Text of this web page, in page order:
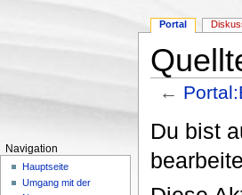
←
Du bist
Portal
Navigation
Hauptseite
Umgang mit der